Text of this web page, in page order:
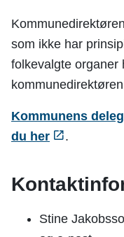
som ikke har
folkevalgte organer
Kommunens
du her
.
Stine